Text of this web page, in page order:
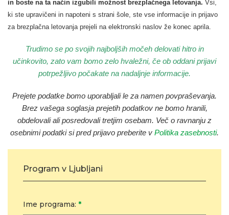
in boste na ta način izgubili možnost brezplačnega letovanja. Vsi,
ki ste upravičeni in napoteni s strani šole, ste vse informacije in prijavo
za brezplačna letovanja prejeli na elektronski naslov že konec aprila.
Trudimo se po svojih najboljših močeh delovati hitro in
učinkovito, zato vam bomo zelo hvaležni, če ob oddani prijavi
potrpežljivo počakate na nadaljnje informacije.
Prejete podatke bomo uporabljali le za namen povpraševanja.
Brez vašega soglasja prejetih podatkov ne bomo hranili,
obdelovali ali posredovali tretjim osebam. Več o ravnanju z
osebnimi podatki si pred prijavo preberite v Politika zasebnosti.
Program v Ljubljani
Ime programa: *